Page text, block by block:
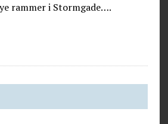
rammer i Stormgade….